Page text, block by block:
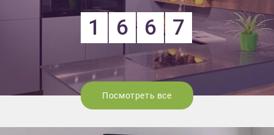
1 6 6 7
Посмотреть все